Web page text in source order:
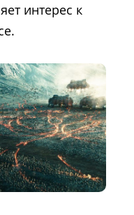
интерес к